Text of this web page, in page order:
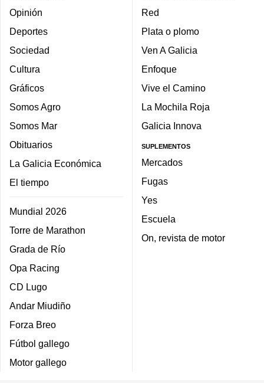
Opinión
Deportes
Sociedad
Cultura
Gráficos
Somos Agro
Somos Mar
Obituarios
La Galicia Económica
El tiempo
Mundial 2026
Torre de Marathon
Grada de Río
Opa Racing
CD Lugo
Andar Miudiño
Forza Breo
Fútbol gallego
Motor gallego
Red
Plata o plomo
Ven A Galicia
Enfoque
Vive el Camino
La Mochila Roja
Galicia Innova
SUPLEMENTOS
Mercados
Fugas
Yes
Escuela
On, revista de motor